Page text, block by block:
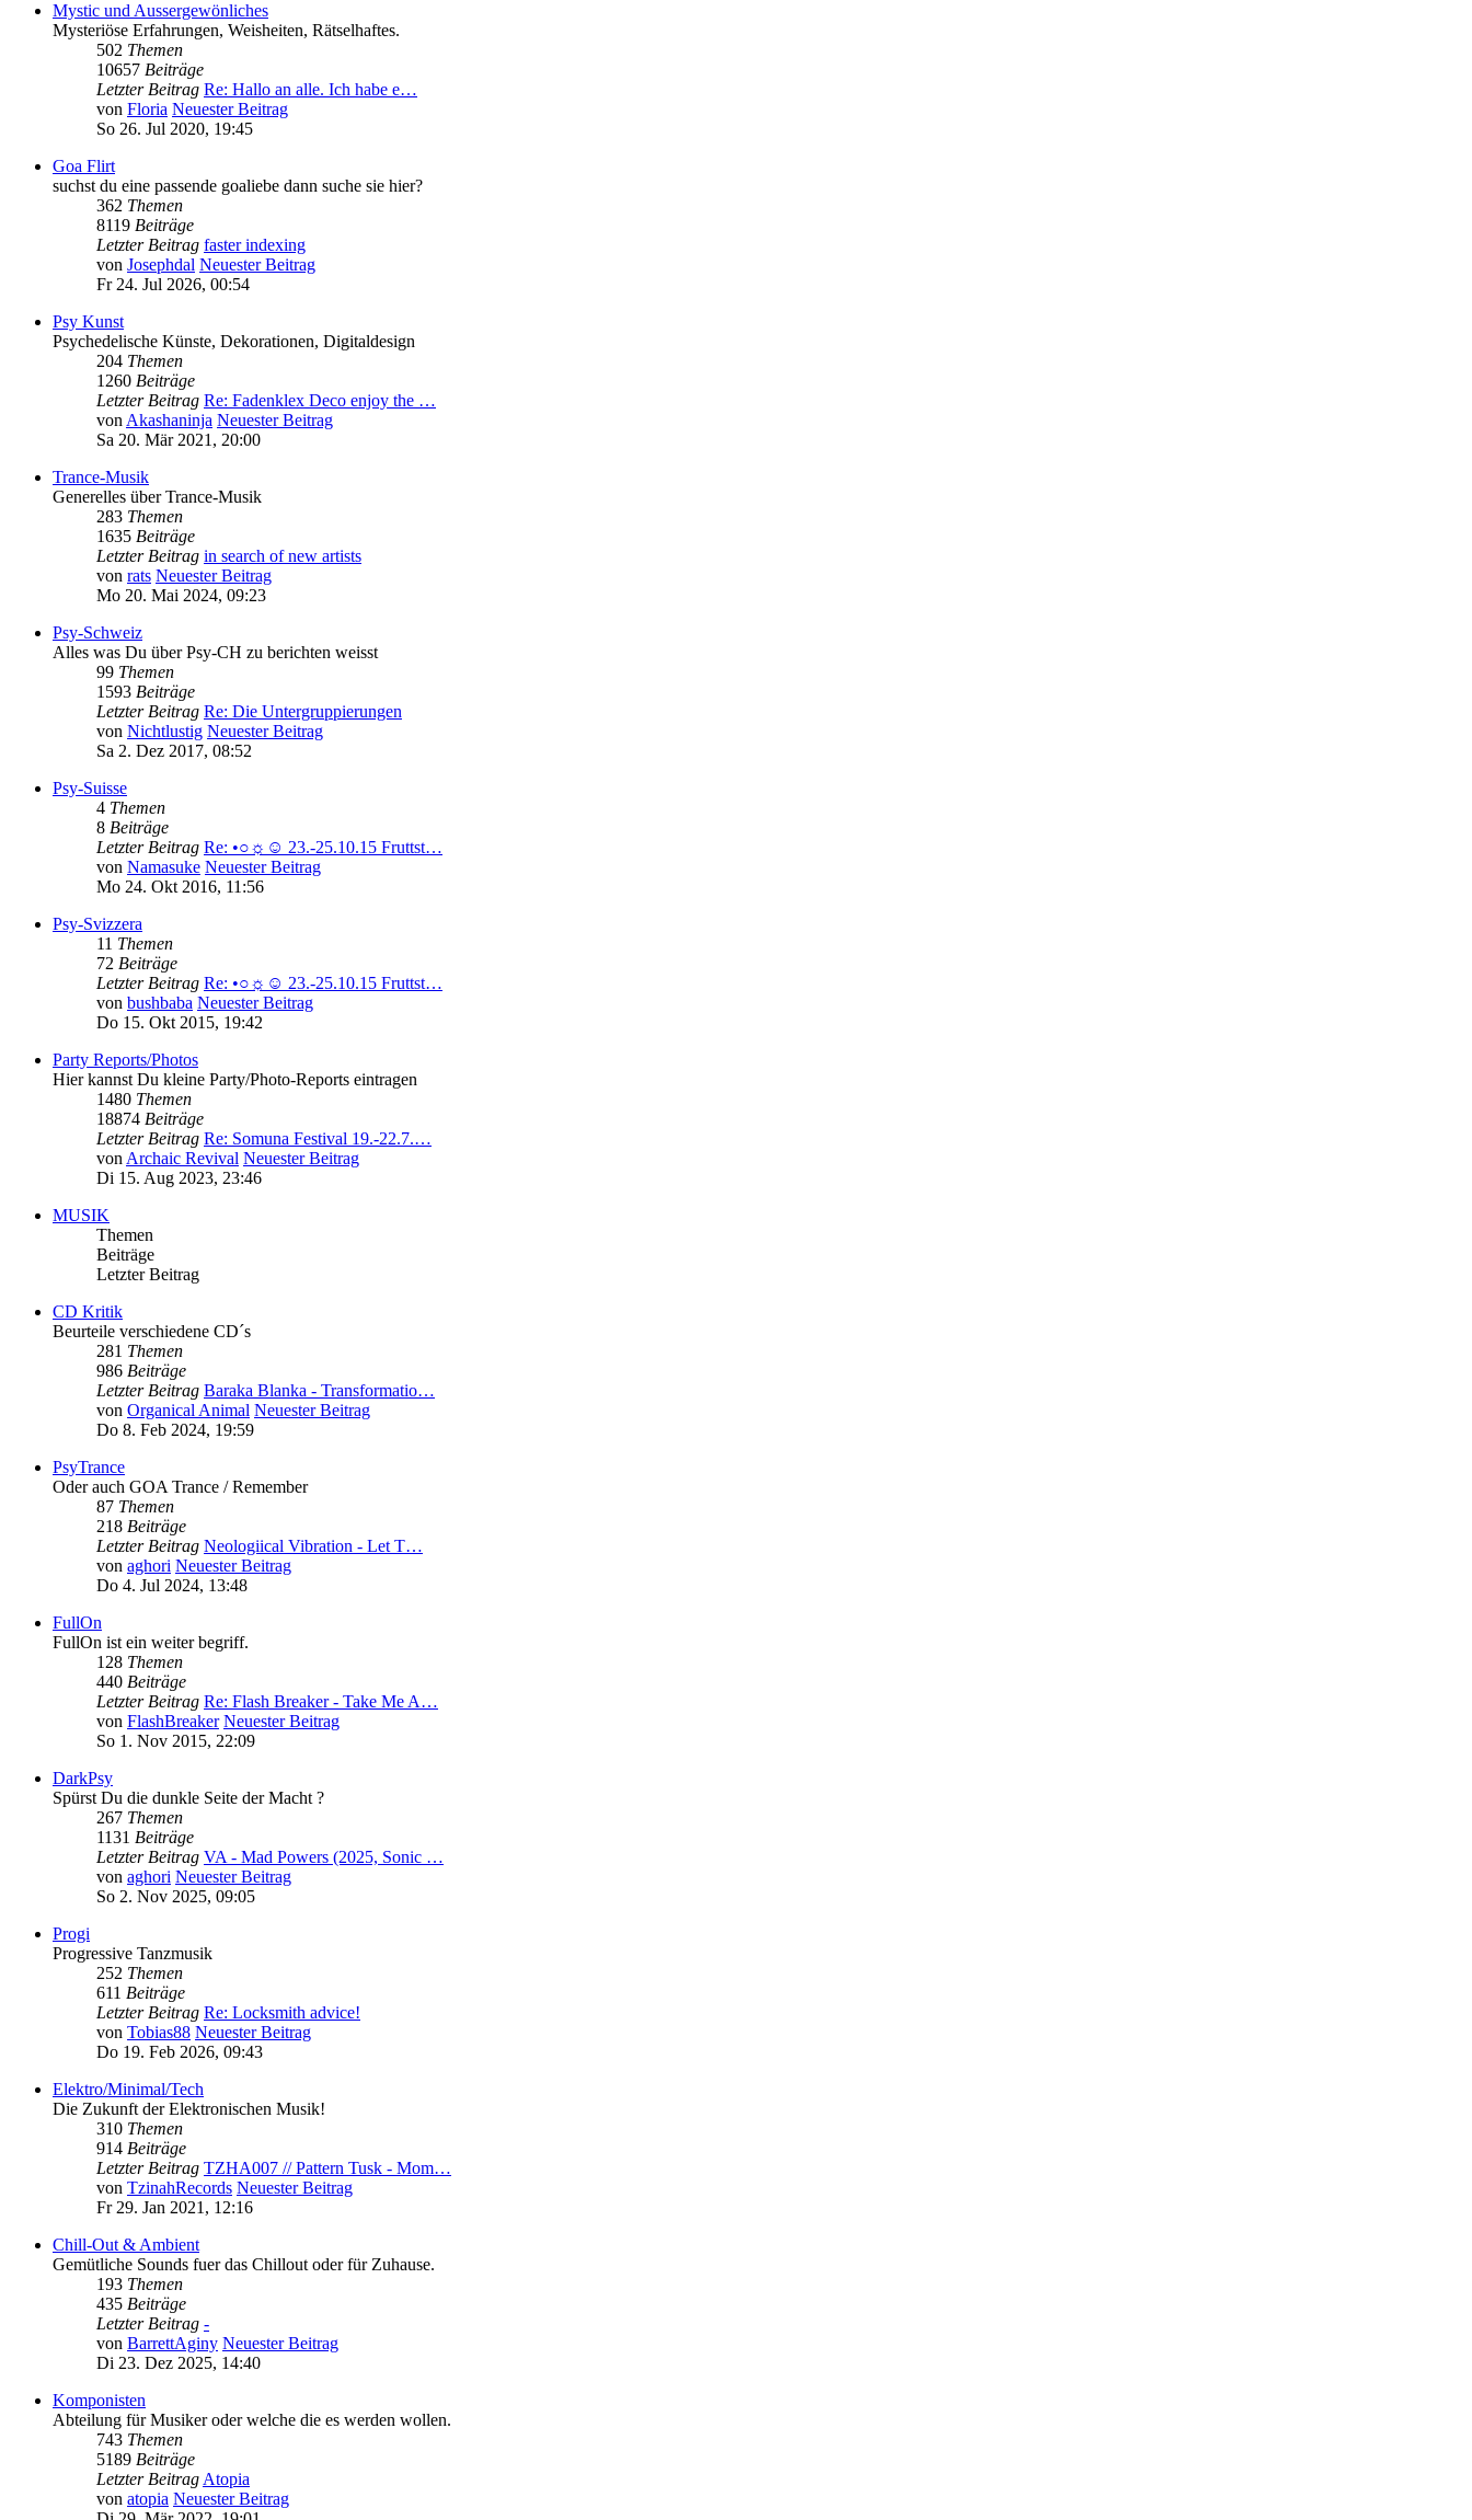
Mystic und Aussergewönliches
Mysteriöse Erfahrungen, Weisheiten, Rätselhaftes.
502 Themen
10657 Beiträge
Letzter Beitrag Re: Hallo an alle. Ich habe e…
von Floria Neuester Beitrag
So 26. Jul 2020, 19:45
Goa Flirt
suchst du eine passende goaliebe dann suche sie hier?
362 Themen
8119 Beiträge
Letzter Beitrag faster indexing
von Josephdal Neuester Beitrag
Fr 24. Jul 2026, 00:54
Psy Kunst
Psychedelische Künste, Dekorationen, Digitaldesign
204 Themen
1260 Beiträge
Letzter Beitrag Re: Fadenklex Deco enjoy the …
vonAkashaninja Neuester Beitrag
Sa 20. Mär 2021, 20:00
Trance-Musik
Generelles über Trance-Musik
283 Themen
1635 Beiträge
Letzter Beitrag in search of new artists
von rats Neuester Beitrag
Mo 20. Mai 2024, 09:23
Psy-Schweiz
Alles was Du über Psy-CH zu berichten weisst
99 Themen
1593 Beiträge
Letzter Beitrag Re: Die Untergruppierungen
von Nichtlustig Neuester Beitrag
Sa 2. Dez 2017, 08:52
Psy-Suisse
4 Themen
8 Beiträge
Letzter Beitrag Re: •○☼☺ 23.-25.10.15 Fruttst…
von Namasuke Neuester Beitrag
Mo 24. Okt 2016, 11:56
Psy-Svizzera
11 Themen
72 Beiträge
Letzter Beitrag Re: •○☼☺ 23.-25.10.15 Fruttst…
von bushbaba Neuester Beitrag
Do 15. Okt 2015, 19:42
Party Reports/Photos
Hier kannst Du kleine Party/Photo-Reports eintragen
1480 Themen
18874 Beiträge
Letzter Beitrag Re: Somuna Festival 19.-22.7.…
vonArchaic Revival Neuester Beitrag
Di 15. Aug 2023, 23:46
MUSIK
Themen
Beiträge
Letzter Beitrag
CD Kritik
Beurteile verschiedene CD´s
281 Themen
986 Beiträge
Letzter Beitrag Baraka Blanka - Transformatio…
von Organical Animal Neuester Beitrag
Do 8. Feb 2024, 19:59
PsyTrance
Oder auch GOA Trance / Remember
87 Themen
218 Beiträge
Letzter Beitrag Neologiical Vibration - Let T…
von aghori Neuester Beitrag
Do 4. Jul 2024, 13:48
FullOn
FullOn ist ein weiter begriff.
128 Themen
440 Beiträge
Letzter Beitrag Re: Flash Breaker - Take Me A…
von FlashBreaker Neuester Beitrag
So 1. Nov 2015, 22:09
DarkPsy
Spürst Du die dunkle Seite der Macht ?
267 Themen
1131 Beiträge
Letzter Beitrag VA - Mad Powers (2025, Sonic …
von aghori Neuester Beitrag
So 2. Nov 2025, 09:05
Progi
Progressive Tanzmusik
252 Themen
611 Beiträge
Letzter Beitrag Re: Locksmith advice!
von Tobias88 Neuester Beitrag
Do 19. Feb 2026, 09:43
Elektro/Minimal/Tech
Die Zukunft der Elektronischen Musik!
310 Themen
914 Beiträge
Letzter Beitrag TZHA007 // Pattern Tusk - Mom…
von TzinahRecords Neuester Beitrag
Fr 29. Jan 2021, 12:16
Chill-Out & Ambient
Gemütliche Sounds fuer das Chillout oder für Zuhause.
193 Themen
435 Beiträge
Letzter Beitrag -
von BarrettAginy Neuester Beitrag
Di 23. Dez 2025, 14:40
Komponisten
Abteilung für Musiker oder welche die es werden wollen.
743 Themen
5189 Beiträge
Letzter BeitragAtopia
von atopia Neuester Beitrag